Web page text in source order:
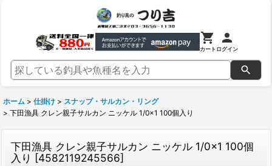
カートログイン
ホーム > 仕掛け > スナップ・サルカン・リング
> 下田漁具 クレン親子サルカン ニッケル 1/0×1 100個入り
下田漁具 クレン親子サルカン ニッケル 1/0×1 100個
入り [4582119245566]